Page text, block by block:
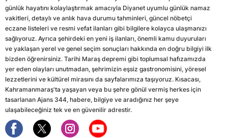
günlük hayatını kolaylaştırmak amacıyla Diyanet uyumlu günlük namaz
vakitleri, detaylı ve anlık hava durumu tahminleri, güncel nöbetçi
eczane listeleri ve resmi vefat ilanları gibi bilgilere kolayca ulaşmanızı
sağlıyoruz. Ayrıca şehirdeki en yeni iş ilanları, önemli kamu duyuruları
ve yaklaşan yerel ve genel seçim sonuçları hakkında en doğru bilgiyi ilk
bizden öğrenirsiniz. Tarihi Maraş depremi gibi toplumsal hafızamızda
yer eden olayları unutmadan, şehrimizin eşsiz gastronomisini, yöresel
lezzetlerini ve kültürel mirasını da sayfalarımıza taşıyoruz. Kısacası,
Kahramanmaraş'ta yaşayan veya bu şehre gönül vermiş herkes için
tasarlanan Ajans 344, habere, bilgiye ve aradığınız her şeye
ulaşabileceğiniz tek ve en güvenilir adrestir.